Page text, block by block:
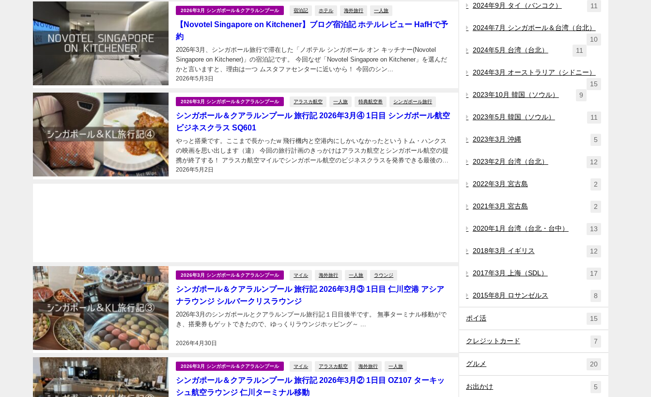
2026年3月 シンガポール＆クアラルンプール 宿泊記 ホテル 海外旅行 一人旅
【Novotel Singapore on Kitchener】ブログ宿泊記 ホテルレビュー HafHで予
約
2026年5月3日
2026年3月、シンガポール旅行で滞在した「ノボテル シンガポール オン キッチナー(Novotel
Singapore on Kitchener)」の宿泊記です。 今回なぜ「Novotel Singapore on Kitchener」を選んだ
かと言いますと、理由は一つ ムスタファセンターに近いから！ 今回のシン...
2026年3月 シンガポール＆クアラルンプール アラスカ航空 一人旅 特典航空券 シンガポール旅行
シンガポール＆クアラルンプール 旅行記 2026年3月④ 1日目 シンガポール航空
ビジネスクラス SQ601
2026年5月2日
やっと搭乗です。ここまで長かったw 飛行機内と空港内にしかいなかったというトム・ハンクス
の映画を思い出します（違） 今回の旅行計画のきっかけはアラスカ航空とシンガポール航空の提
携が終了する！ アラスカ航空マイルでシンガポール航空のビジネスクラスを発券できる最後のチ
ャンス！！から始まりました～ そして、せっかく乗るなら...
2026年3月 シンガポール＆クアラルンプール マイル 海外旅行 一人旅 ラウンジ
シンガポール＆クアラルンプール 旅行記 2026年3月③ 1日目 仁川空港 アシア
ナラウンジ シルバークリスラウンジ
2026年4月30日
2026年3月のシンガポールとクアラルンプール旅行記１日目後半です。 無事ターミナル移動がで
2026年3月 シンガポール＆クアラルンプール マイル アラスカ航空 海外旅行 一人旅
シンガポール＆クアラルンプール 旅行記 2026年3月② 1日目 OZ107 ターキッ
シュ航空ラウンジ 仁川ターミナル移動
2024年9月 タイ（バンコク） 11
2024年7月 シンガポール＆台湾（台北）
10
2024年5月 台湾（台北）
11
2024年3月 オーストラリア（シドニー）
15
2023年10月 韓国（ソウル）
9
2023年5月 韓国（ソウル） 11
2023年3月 沖縄 5
2023年2月 台湾（台北） 12
2022年3月 宮古島 2
2021年3月 宮古島 2
2020年1月 台湾（台北・台中） 13
2018年3月 イギリス 12
2017年3月 上海（SDL） 17
2015年8月 ロサンゼルス 8
ポイ活 15
クレジットカード 7
グルメ 20
お出かけ 5